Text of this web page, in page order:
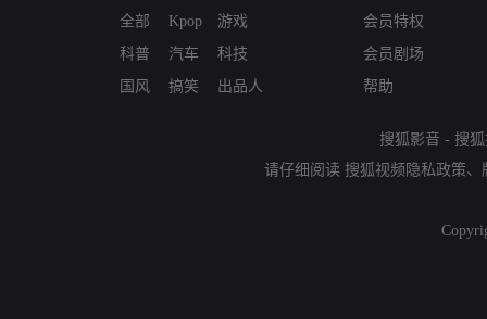
全部
科普
国风
Kpop
汽车
搞笑
游戏
科技
出品人
会员特权
会员剧场
帮助
搜狐影音 - 搜
请仔细阅读 搜狐视频隐私政策、